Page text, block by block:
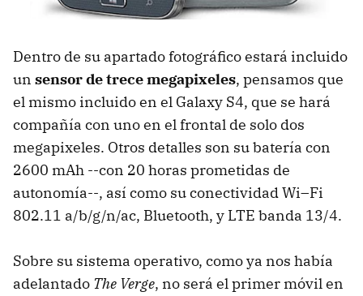
Dentro de su apartado fotográfico estará incluido
un sensor de trece megapixeles, pensamos que
el mismo incluido en el Galaxy S4, que se hará
compañía con uno en el frontal de solo dos
megapixeles. Otros detalles son su batería con
2600 mAh --con 20 horas prometidas de
autonomía--, así como su conectividad Wi–Fi
802.11 a/b/g/n/ac, Bluetooth, y LTE banda 13/4.
Sobre su sistema operativo, como ya nos había
adelantado The Verge, no será el primer móvil en